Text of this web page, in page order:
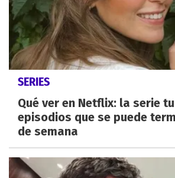
SERIES
Qué ver en Netflix: la serie
episodios que se puede
de semana